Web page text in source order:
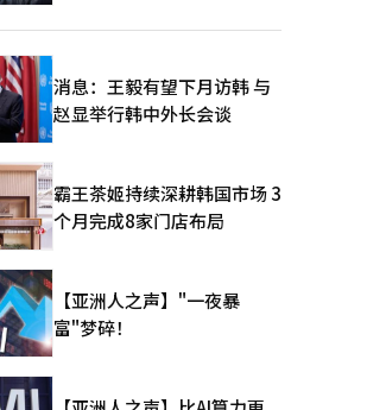
消息：王毅有望下月访韩 与
赵显举行韩中外长会谈
霸王茶姬持续深耕韩国市场 3
个月完成8家门店布局
【亚洲人之声】"一夜暴
富"梦碎！